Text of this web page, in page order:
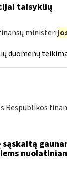
taisyklių
ministeri
duomenų
Respublikos